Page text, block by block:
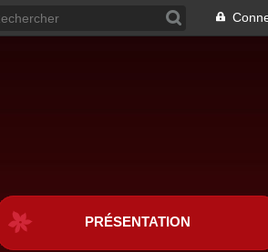
PRÉSENTATION